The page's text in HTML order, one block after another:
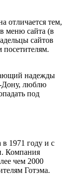
отличается тем,
меню сайта (в
сайтов
надежды
Дону, люблю
под
1971 году и с
Компания
чем 2000
Готэма.